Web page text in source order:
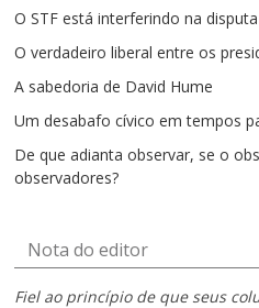
O STF está interferindo na
O verdadeiro liberal entre os
A sabedoria de David Hume
Um desabafo cívico em tempos
De que adianta observar, se o
observadores?
Nota do editor
Fiel ao princípio de que seus